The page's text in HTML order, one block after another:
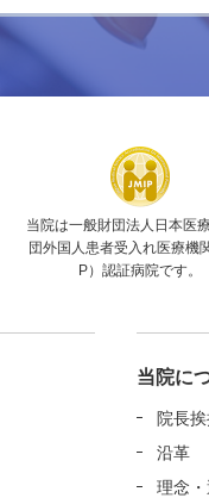
当院は一般財団法人日本医
団外国人患者受入れ医療機
P）認証病院です。
当院に
院長
沿革
理念